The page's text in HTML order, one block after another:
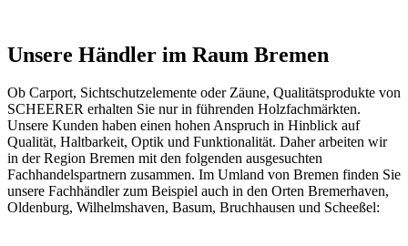
Unsere Händler im Raum Bremen
Ob Carport, Sichtschutzelemente oderZäune, Qualitätsprodukte von
SCHEERER erhalten Sie nur in führenden Holzfachmärkten.
Unsere Kunden haben einen hohen Anspruch in Hinblick auf
Qualität, Haltbarkeit, Optik und Funktionalität. Daher arbeiten wir
in der Region Bremen mit den folgenden ausgesuchten
Fachhandelspartnern zusammen. Im Umland von Bremen finden Sie
unsere Fachhändler zum Beispiel auch in den Orten Bremerhaven,
Oldenburg, Wilhelmshaven, Basum, Bruchhausen und Scheeßel: